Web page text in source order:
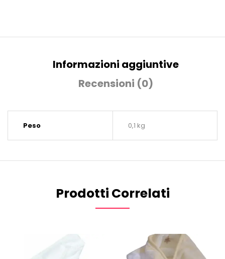
Informazioni aggiuntive
Recensioni (0)
Peso 0,1 kg
Prodotti Correlati